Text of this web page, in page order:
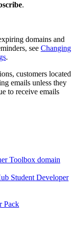
.
domains and
see Changing
.
customers located
emails unless they
to receive emails
Toolbox domain
Student Developer
Pack